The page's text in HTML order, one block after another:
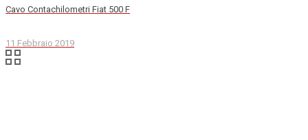
Cavo Contachilometri Fiat 500 F
11 Febbraio 2019